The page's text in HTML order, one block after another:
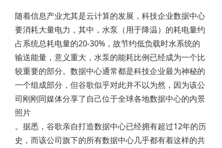
随着信息产业尤其是云计算的发展，科技企业数据中心
要消耗大量电力，其中，水泵（用于降温）的耗电量约
占系统总耗电量的20-30%，故节约低负载时水系统的
输送能量，意义重大，水泵的能耗比例已经成为一个比
较重要的部分。数据中心通常都是科技企业最为神秘的
一个组成部分，但谷歌似乎对此并不以为然，因为该公
司刚刚同媒体分享了自己位于全球各地数据中心的内景
照片
。据悉，谷歌亲自打造数据中心已经拥有超过12年的历
史，而该公司旗下的所有数据中心几乎都有着这样的共